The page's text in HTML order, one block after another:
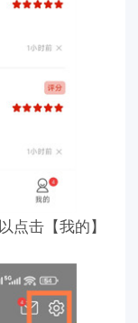
点击【我的】